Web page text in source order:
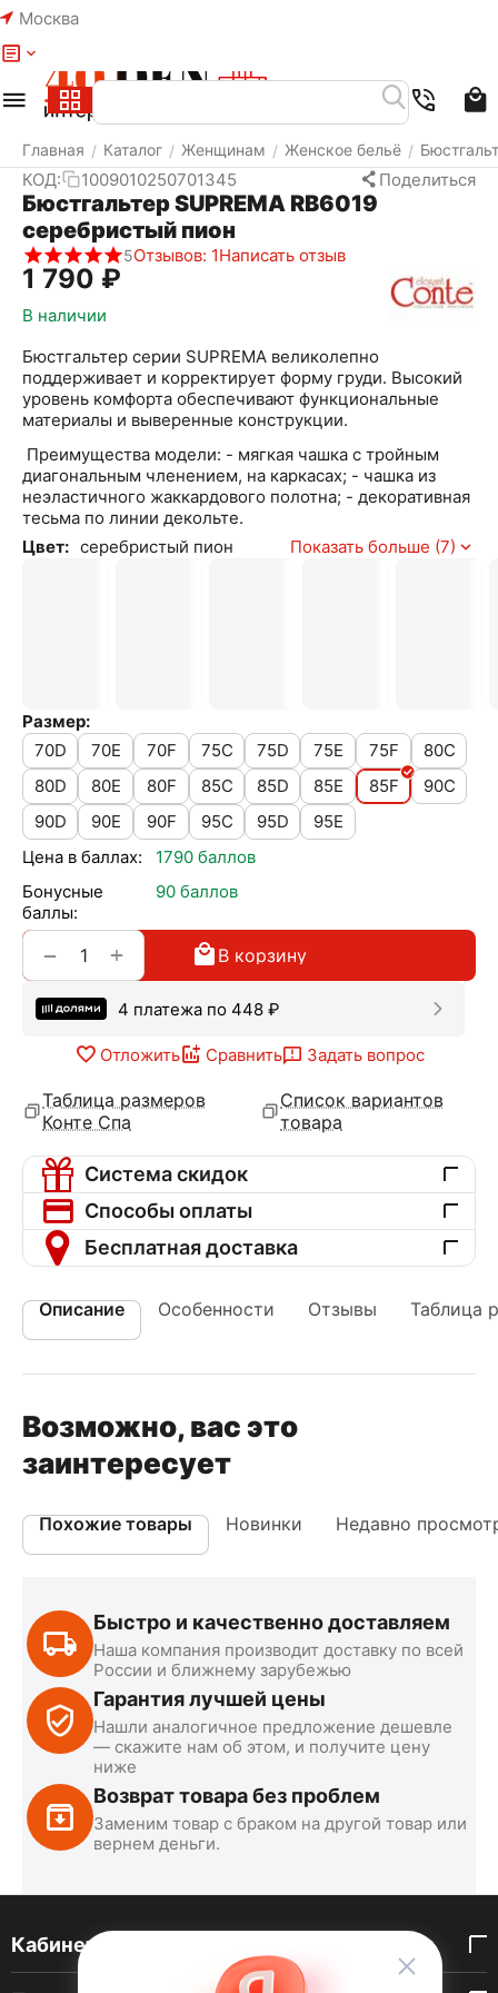
Москва
Главная / Каталог / Женщинам / Женское бельё /
КОД: 1009010250701345 Поделиться
Бюстгальтер SUPREMA RB6019
серебристый пион
5Отзывов: 1Написать отзыв
1 790 ₽
В наличии
Бюстгальтер серии SUPREMA великолепно
поддерживает и корректирует форму груди. Высокий
уровень комфорта обеспечивают функциональные
материалы и выверенные конструкции.
Преимущества модели: - мягкая чашка с тройным
диагональным членением, на каркасах; - чашка из
неэластичного жаккардового полотна; - декоративная
тесьма по линии декольте.
Цвет: серебристый пион Показать больше (7)
Размер:
70D
70E 70F 75C 75D 75E 75F
80C
80D
80E 80F 85C 85D 85E 85F
90C
90D
90E 90F 95C 95D
95E
Цена в баллах:
1790 баллов
Бонусные
баллы:
90 баллов
+
− В корзину
4 платежа по 448 ₽
Отложить Сравнить Задать вопрос
Таблица размеров
Конте Спа
Список вариантов
товара
Система скидок
Способы оплаты
Бесплатная доставка
Описание Особенности Отзывы Таблица
Возможно, вас это
заинтересует
Похожие товары Новинки Недавно
Быстро и качественно доставляем
Наша компания производит доставку по всей
России и ближнему зарубежью
Гарантия лучшей цены
Нашли аналогичное предложение дешевле
— скажите нам об этом, и получите цену
ниже
Возврат товара без проблем
Заменим товар с браком на другой товар или
вернем деньги.
Кабинет покупателя
Меню